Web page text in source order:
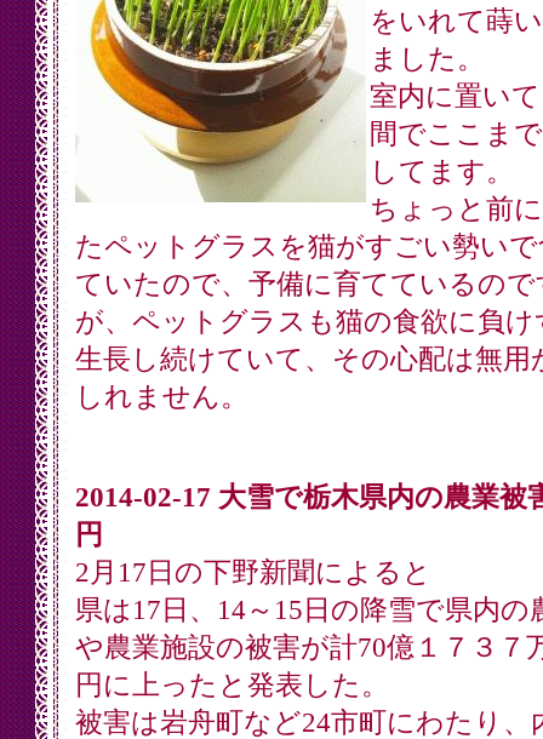
をいれて蒔
ました。
室内に置い
間でここま
してます。
ちょっと前
たペットグラスを猫がすごい勢い
ていたので、予備に育てているので
が、ペットグラスも猫の食欲に負け
生長し続けていて、その心配は無用
しれません。
2014-02-17 大雪で栃木県内の農業被
円
2月17日の下野新聞によると
県は17日、14～15日の降雪で県内の
や農業施設の被害が計70億１７３７
円に上ったと発表した。
被害は岩舟町など24市町にわたり、